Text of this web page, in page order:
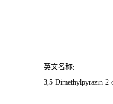
英文名称:
3,5-Dimethylpyrazin-2-